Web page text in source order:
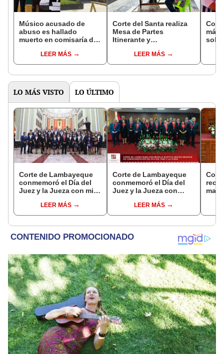
Músico acusado de
abuso es hallado
muerto en comisaría de
extrañas circunstancias
LEER MÁS
Corte del Santa realiza
Mesa de Partes
Itinerante y
distrito de Yanac
LEER MÁS
más
LO MÁS VISTO LO ÚLTIMO
Corte de Lambayeque
conmemoró el Día del
Juez y la Jueza con misa
LEER MÁS
Corte de Lambayeque
conmemoró el Día del
Juez y la Jueza con
LEER MÁS